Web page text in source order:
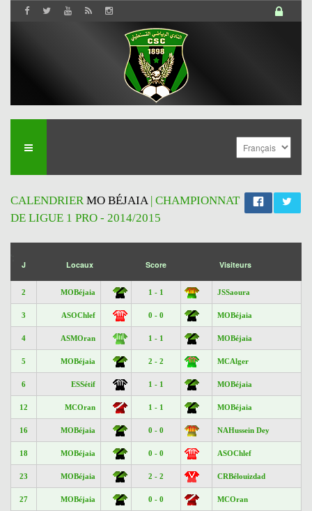
CALENDRIERMO BÉJAIA| CHAMPIONNAT
DE LIGUE 1 PRO - 2014/2015
J Locaux Score Visiteurs
2 MOBéjaia 1 - 1 JSSaoura
3 ASOChlef 0 - 0 MOBéjaia
4 ASMOran 1 - 1 MOBéjaia
5 MOBéjaia 2 - 2 MCAlger
6 ESSétif 1 - 1 MOBéjaia
12 MCOran 1 - 1 MOBéjaia
16 MOBéjaia 0 - 0 NAHussein Dey
18 MOBéjaia 0 - 0 ASOChlef
23 MOBéjaia 2 - 2 CRBélouizdad
27 MOBéjaia 0 - 0 MCOran